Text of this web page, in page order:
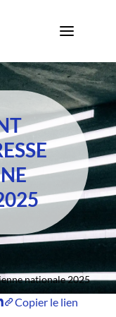
nationale 2025
Copier le lien